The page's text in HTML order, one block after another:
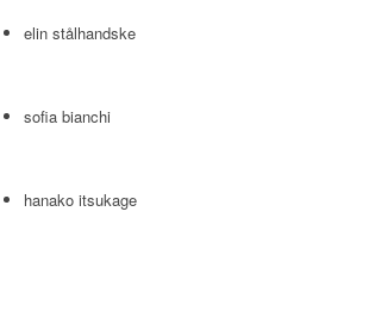
elin stålhandske
sofia bianchi
hanako itsukage